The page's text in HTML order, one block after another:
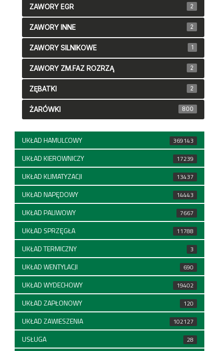
ZAWORY EGR 2
ZAWORY INNE 2
ZAWORY SILNIKOWE 1
ZAWORY ZM.FAZ ROZRZĄ 2
ZĘBATKI 2
ŻARÓWKI 800
UKŁAD HAMULCOWY 369143
UKŁAD KIEROWNICZY 17239
UKŁAD KLIMATYZACJI 13437
UKŁAD NAPĘDOWY 14443
UKŁAD PALIWOWY 7667
UKŁAD SPRZĘGŁA 11788
UKŁAD TERMICZNY 3
UKŁAD WENTYLACJI 690
UKŁAD WYDECHOWY 19402
UKŁAD ZAPŁONOWY 120
UKŁAD ZAWIESZENIA 102127
USŁUGA 28